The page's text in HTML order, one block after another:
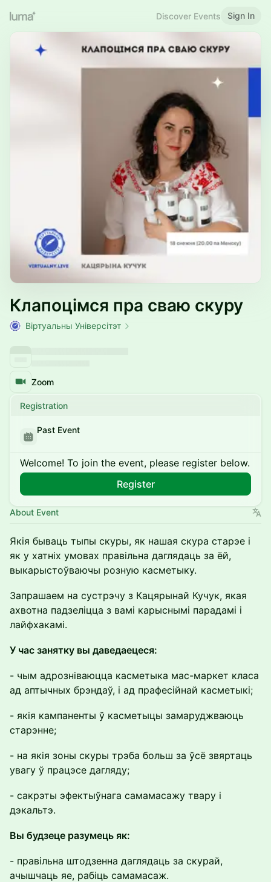
Discover Events Sign In
Клапоцімся пра сваю скуру
Віртуальны Універсітэт
Zoom
Registration
Past Event
Welcome! To join the event, please register below.
Register
About Event
Якія бываць тыпы скуры, як нашая скура старэе і
як у хатніх умовах правільна даглядаць за ёй,
выкарыстоўваючы розную касметыку.
Запрашаем на сустрэчу з Кацярынай Кучук, якая
ахвотна падзеліцца з вамі карыснымі парадамі і
лайфхакамі.
У час занятку вы даведаецеся:
- чым адрозніваюцца касметыка мас-маркет класа
ад аптычных брэндаў, і ад прафесійнай касметыкі;
- якія кампаненты ў касметыцы замаруджваюць
старэнне;
- на якія зоны скуры трэба больш за ўсё звяртаць
увагу ў працэсе дагляду;
- сакрэты эфектыўнага самамасажу твару і
дэкальтэ.
Вы будзеце разумець як:
- правільна штодзенна даглядаць за скурай,
ачышчаць яе, рабіць самамасаж.